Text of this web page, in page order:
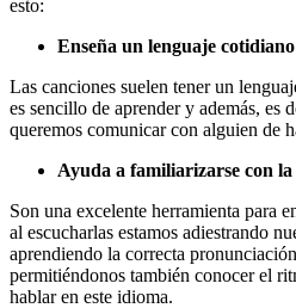
esto:
Enseña un lenguaje
Las canciones suelen tener un
es sencillo de aprender y además, es
queremos comunicar con alguien de
Ayuda a familiarizarse con
Son una excelente herramienta para
al escucharlas estamos adiestrando
aprendiendo la correcta
permitiéndonos también conocer el
hablar en este idioma.